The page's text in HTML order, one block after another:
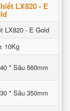
LX820 - E
LX820 - E Gold
10Kg
* Sâu 560mm
* Sâu 350mm